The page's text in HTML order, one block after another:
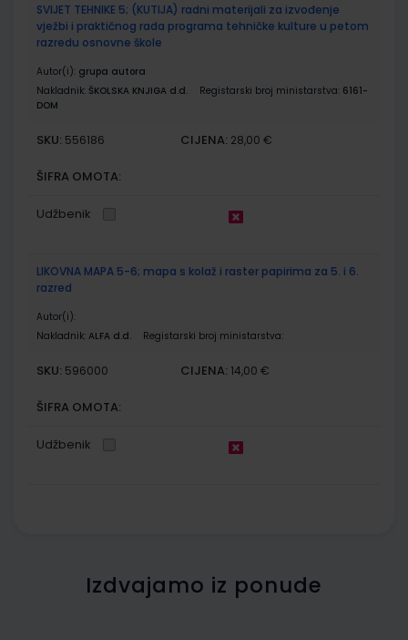
SVIJET TEHNIKE 5; (KUTIJA) radni materijali za izvođenje
vježbi i praktičnog rada programa tehničke kulture u petom
razredu osnovne škole
Autor(i): grupa autora
Nakladnik: ŠKOLSKA KNJIGA d.d. Registarski broj ministarstva: 6161-
DOM
SKU: 556186 CIJENA: 28,00 €
ŠIFRA OMOTA:
Udžbenik
LIKOVNA MAPA 5-6; mapa s kolaž i raster papirima za 5. i 6.
razred
Autor(i):
Nakladnik: ALFA d.d. Registarski broj ministarstva:
SKU: 596000 CIJENA: 14,00 €
ŠIFRA OMOTA:
Udžbenik
Izdvajamo iz ponude